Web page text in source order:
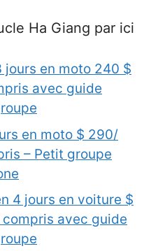
Ha Giang par ici
jours en moto 240 $
avec guide
en moto $ 290/
– Petit groupe
4 jours en voiture $
avec guide